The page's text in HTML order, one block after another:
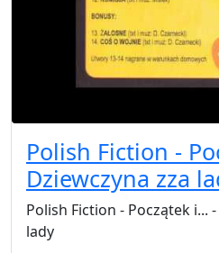
Polish Fiction -
Dziewczyna zza
Polish Fiction - Początek i...
lady